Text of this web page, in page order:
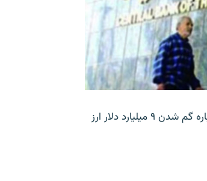
بانک مرکزی ایران روز جمعه با انتشار اطلاعیه‌ای، گفته‌های یک نماینده مجلس درباره گم شدن ۹ میلیارد دلار ارز